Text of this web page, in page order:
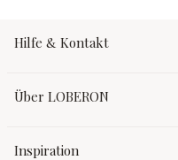
Hilfe & Kontakt
Über LOBERON
Inspiration